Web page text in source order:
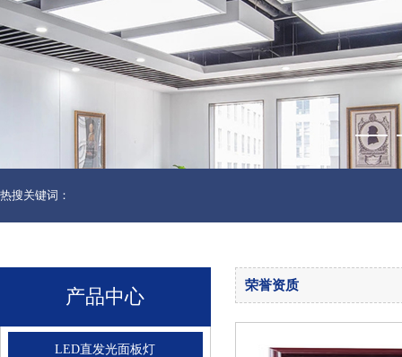
热搜关键词：
产品中心
LED直发光面板灯
荣誉资质